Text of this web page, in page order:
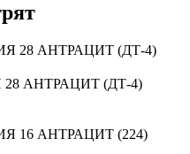
АНТРАЦИТ (ДТ-4)